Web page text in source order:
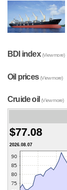
BDI index(View more)
Oil prices(View more)
Cruide oil(View more)
$77.08
2026.08.07